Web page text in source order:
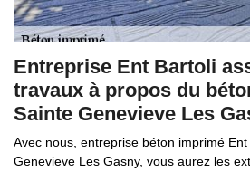
Entreprise Ent Bartoli
travaux à propos du
Sainte Genevieve Les
Avec nous, entreprise béton imprimé
Genevieve Les Gasny, vous aurez les